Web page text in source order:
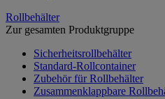
Rollbehälter
Zur gesamten Produktgruppe
Sicherheitsrollbehälter
Standard-Rollcontainer
Zubehör für Rollbehälter
Zusammenklappbare